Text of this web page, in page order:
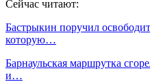
Сейчас читают:
Бастрыкин поручил
которую…
Барнаульская маршрутка
и…